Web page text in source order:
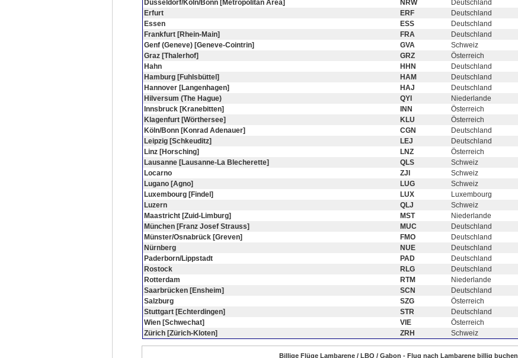
Düsseldorf/Köln/Bonn [Metropolitan Area]
NRW
Deutschland
Erfurt
ERF
Deutschland
Essen
ESS
Deutschland
Frankfurt [Rhein-Main]
FRA
Deutschland
Genf (Geneve) [Geneve-Cointrin]
GVA
Schweiz
Graz [Thalerhof]
GRZ
Österreich
Hahn
HHN
Deutschland
Hamburg [Fuhlsbüttel]
HAM
Deutschland
Hannover [Langenhagen]
HAJ
Deutschland
Hilversum (The Hague)
QYI
Niederlande
Innsbruck [Kranebitten]
INN
Österreich
Klagenfurt [Wörthersee]
KLU
Österreich
Köln/Bonn [Konrad Adenauer]
CGN
Deutschland
Leipzig [Schkeuditz]
LEJ
Deutschland
Linz [Horsching]
LNZ
Österreich
Lausanne [Lausanne-La Blecherette]
QLS
Schweiz
Locarno
ZJI
Schweiz
Lugano [Agno]
LUG
Schweiz
Luxembourg [Findel]
LUX
Luxembourg
Luzern
QLJ
Schweiz
Maastricht [Zuid-Limburg]
MST
Niederlande
München [Franz Josef Strauss]
MUC
Deutschland
Münster/Osnabrück [Greven]
FMO
Deutschland
Nürnberg
NUE
Deutschland
Paderborn/Lippstadt
PAD
Deutschland
Rostock
RLG
Deutschland
Rotterdam
RTM
Niederlande
Saarbrücken [Ensheim]
SCN
Deutschland
Salzburg
SZG
Österreich
Stuttgart [Echterdingen]
STR
Deutschland
Wien [Schwechat]
VIE
Österreich
Zürich [Zürich-Kloten]
ZRH Schweiz
Billige Flüge Lambarene / LBQ / Gabon - Flug nach Lambarene billig buchen